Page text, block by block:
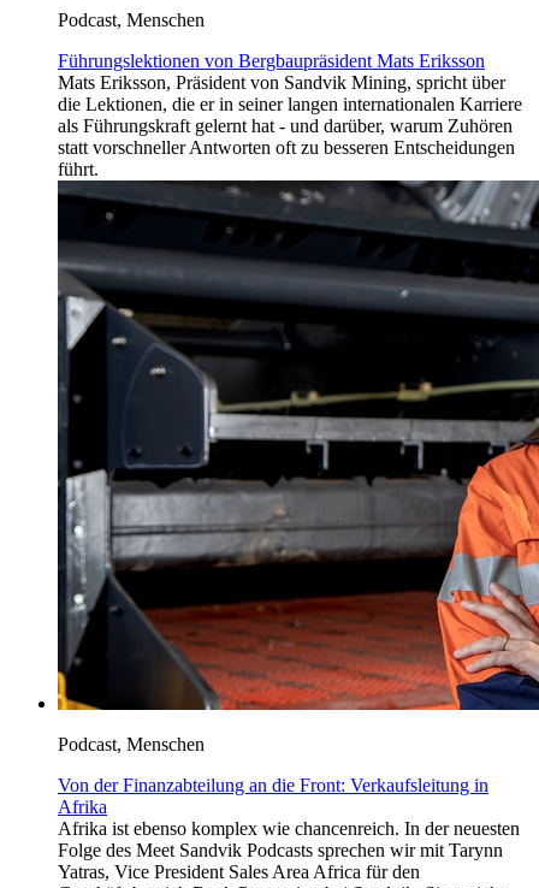
Podcast, Menschen
Führungslektionen von Bergbaupräsident Mats Eriksson
Mats Eriksson, Präsident von Sandvik Mining, spricht über
die Lektionen, die er in seiner langen internationalen Karriere
als Führungskraft gelernt hat - und darüber, warum Zuhören
statt vorschneller Antworten oft zu besseren Entscheidungen
führt.
Podcast, Menschen
Von der Finanzabteilung an die Front: Verkaufsleitung in
Afrika
Afrika ist ebenso komplex wie chancenreich. In der neuesten
Folge des Meet Sandvik Podcasts sprechen wir mit Tarynn
Yatras, Vice President Sales Area Africa für den